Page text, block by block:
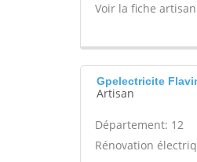
Voir la fiche
Gpelectricite
Artisan
Département: 12
Rénovation